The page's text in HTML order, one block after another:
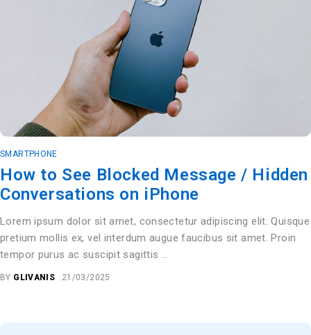
SMARTPHONE
How to See Blocked Message / Hidden
Conversations on iPhone
Lorem ipsum dolor sit amet, consectetur adipiscing elit. Quisque
pretium mollis ex, vel interdum augue faucibus sit amet. Proin
tempor purus ac suscipit sagittis …
BY GLIVANIS 21/03/2025